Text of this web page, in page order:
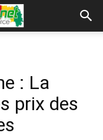
: La
prix des